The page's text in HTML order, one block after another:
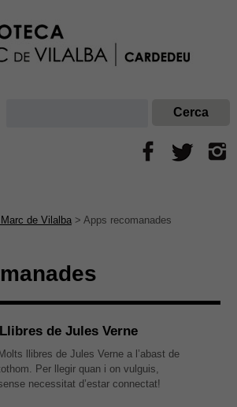
de Vilalba> Apps recomanades
Llibres de Jules Verne
Molts llibres de Jules Verne a l’abast de
Per llegir quan i on vulguis,
necessitat d’estar connectat!